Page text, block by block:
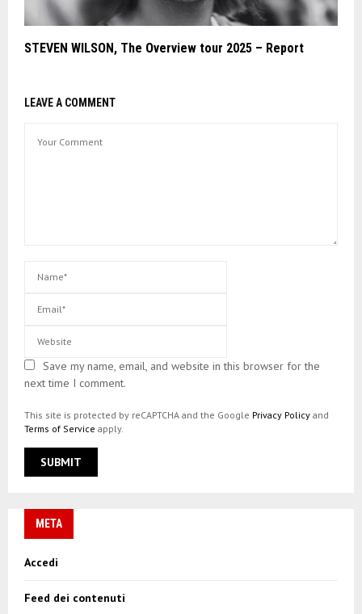
STEVEN WILSON, The Overview tour 2025 – Report
LEAVE A COMMENT
Save my name, email, and website in this browser for the
next time I comment.
This site is protected by reCAPTCHA and the Google Privacy Policy and
Terms of Service apply.
META
Accedi
Feed dei contenuti